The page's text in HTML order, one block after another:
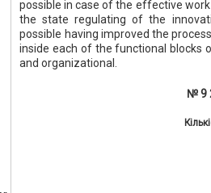
possible in case of the effective
the state regulating of the
possible having improved the
inside each of the functional blocks
and organizational.
№ 9